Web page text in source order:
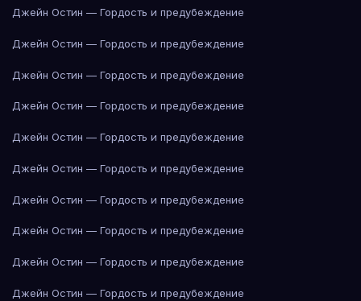
Джейн Остин — Гордость и предубеждение
Джейн Остин — Гордость и предубеждение
Джейн Остин — Гордость и предубеждение
Джейн Остин — Гордость и предубеждение
Джейн Остин — Гордость и предубеждение
Джейн Остин — Гордость и предубеждение
Джейн Остин — Гордость и предубеждение
Джейн Остин — Гордость и предубеждение
Джейн Остин — Гордость и предубеждение
Джейн Остин — Гордость и предубеждение